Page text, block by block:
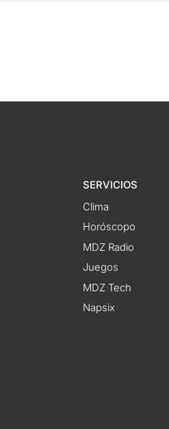
SERVICIOS
Clima
Horóscopo
MDZ Radio
Juegos
MDZ Tech
Napsix